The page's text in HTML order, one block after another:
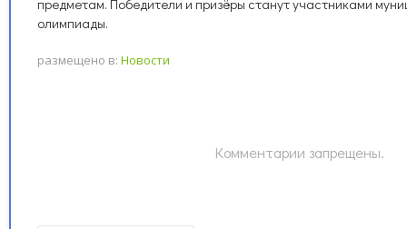
олимпиады.
размещено в: Новости
Комментарии запрещены.